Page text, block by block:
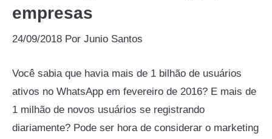
empresas
24/09/2018 Por Junio Santos
Você sabia que havia mais de 1 bilhão de usuários
ativos no WhatsApp em fevereiro de 2016? E mais de
1 milhão de novos usuários se registrando
diariamente? Pode ser hora de considerar o marketing